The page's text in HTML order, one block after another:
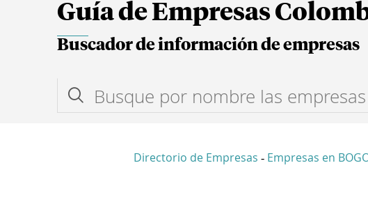
Guía de Empresas
Buscador de información de empresas
Directorio de Empresas - Empresas en